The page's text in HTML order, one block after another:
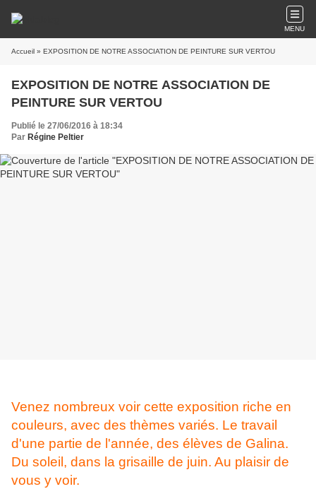
MENU
Accueil » EXPOSITION DE NOTRE ASSOCIATION DE PEINTURE SUR VERTOU
EXPOSITION DE NOTRE ASSOCIATION DE
PEINTURE SUR VERTOU
Publié le 27/06/2016 à 18:34
Par Régine Peltier
Venez nombreux voir cette exposition riche en
couleurs, avec des thèmes variés. Le travail
d'une partie de l'année, des élèves de Galina.
Du soleil, dans la grisaille de juin. Au plaisir de
vous y voir.